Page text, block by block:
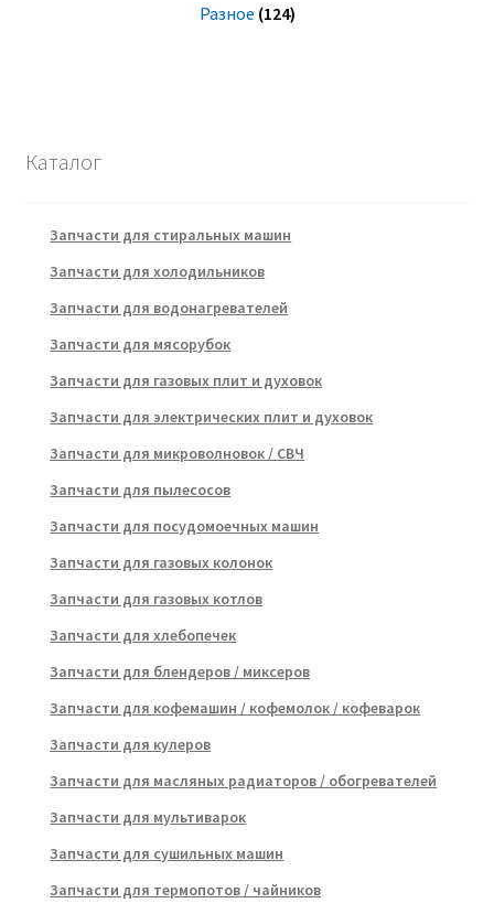
Разное (124)
Каталог
Запчасти для стиральных машин
Запчасти для холодильников
Запчасти для водонагревателей
Запчасти для мясорубок
Запчасти для газовых плит и духовок
Запчасти для электрических плит и духовок
Запчасти для микроволновок / СВЧ
Запчасти для пылесосов
Запчасти для посудомоечных машин
Запчасти для газовых колонок
Запчасти для газовых котлов
Запчасти для хлебопечек
Запчасти для блендеров / миксеров
Запчасти для кофемашин / кофемолок / кофеварок
Запчасти для кулеров
Запчасти для масляных радиаторов / обогревателей
Запчасти для мультиварок
Запчасти для сушильных машин
Запчасти для термопотов / чайников